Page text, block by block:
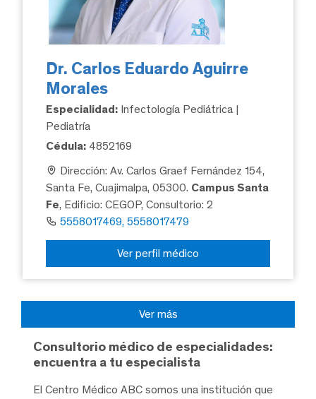
Dr. Carlos Eduardo Aguirre
Morales
Especialidad: Infectología Pediátrica |
Pediatría
Cédula: 4852169
Dirección: Av. Carlos Graef Fernández 154,
Santa Fe, Cuajimalpa, 05300. Campus Santa
Fe, Edificio: CEGOP, Consultorio: 2
5558017469, 5558017479
Ver perfil médico
Ver más
Consultorio médico de especialidades:
encuentra a tu especialista
El Centro Médico ABC somos una institución que